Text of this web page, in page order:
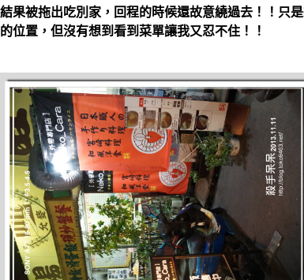
結果被拖出吃別家，回程的時候還故意繞過去！！只
的位置，但沒有想到看到菜單讓我又忍不住！！